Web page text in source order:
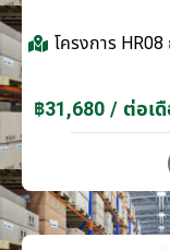
โครงการ
฿31,680 / ต่อเ